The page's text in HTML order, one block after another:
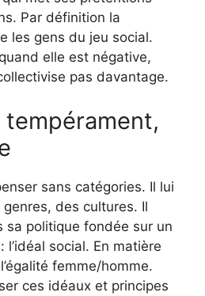
Par définition la
les gens du jeu social.
elle est négative,
pas davantage.
tempérament,
sans catégories. Il lui
des cultures. Il
sa politique fondée sur un
l’idéal social. En matière
femme/homme.
ces idéaux et principes